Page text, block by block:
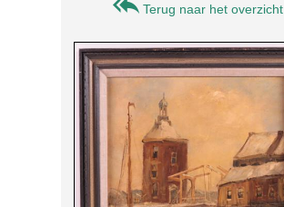
Terug naar het overzicht